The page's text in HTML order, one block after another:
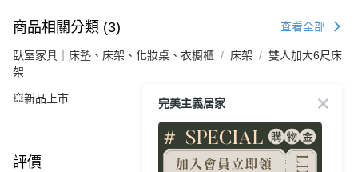
商品相關分類 (3) 查看全部
臥室家具｜床墊、床架、化妝桌、衣櫥櫃 床架
雙人加大6尺床
架
💥新品上市
評價
完美主義居家